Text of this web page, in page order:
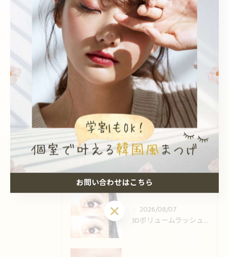
個室
エクステ
眉毛ワックス
学割
最近の投稿 Recent Posts
2026/08/08
束感♪♪
2026/08/07
3Dボリュームラッシュ🌟
お問い合わせはこちら
お問い合わせはこちら